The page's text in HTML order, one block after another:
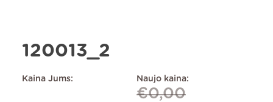
120013_2
Kaina Jums: Naujo kaina:
€0,00